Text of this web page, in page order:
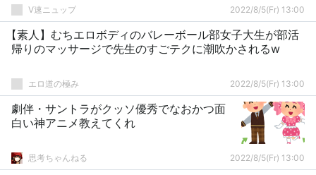
V速ニュップ 2022/8/5(Fr) 13:00
【素人】むちエロボディのバレーボール部女子大生が部活
帰りのマッサージで先生のすごテクに潮吹かされるw
エロ道の極み 2022/8/5(Fr) 13:00
劇伴・サントラがクッソ優秀でなおかつ面
白い神アニメ教えてくれ
思考ちゃんねる 2022/8/5(Fr) 13:00